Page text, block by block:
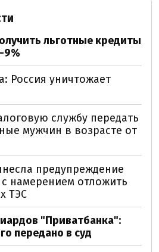
льготные кредиты
9%
Россия уничтожает
службу передать
мужчин в возрасте от
предупреждение
намерением отложить
ТЭС
"Приватбанка":
передано в суд